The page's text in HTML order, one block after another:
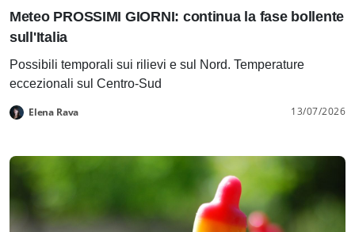
Meteo PROSSIMI GIORNI: continua la fase bollente
sull'Italia
Possibili temporali sui rilievi e sul Nord. Temperature
eccezionali sul Centro-Sud
Elena Rava 13/07/2026